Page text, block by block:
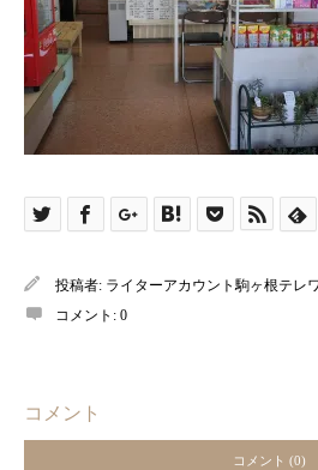
投稿者: ライターアカウント駒ヶ根テレ
コメント: 0
コメント
コメント (0)